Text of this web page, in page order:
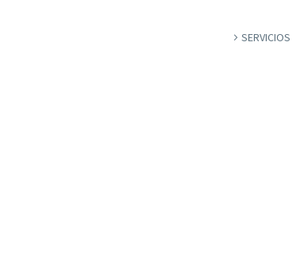
SERVICIOS